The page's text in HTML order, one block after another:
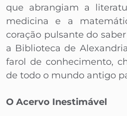
que abrangiam a
medicina e a
coração pulsante do
a Biblioteca de
farol de conhecimento,
de todo o mundo antigo
O Acervo Inestimável